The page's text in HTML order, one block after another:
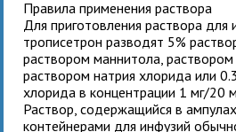
Правила применения раствора
Для приготовления раствора для
трописетрон разводят 5%
раствором маннитола, раствором
раствором натрия хлорида или
хлорида в концентрации 1 мг/20
Раствор, содержащийся в
контейнерами для инфузий